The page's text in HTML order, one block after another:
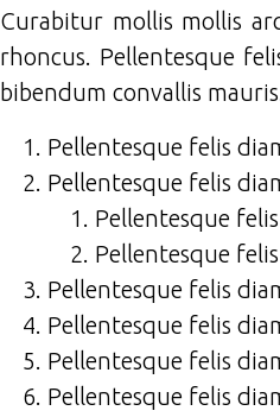
Curabitur mollis mollis
rhoncus. Pellentesque
bibendum convallis
Pellentesque felis
Pellentesque felis
Pellentesque
Pellentesque
Pellentesque felis
Pellentesque felis
Pellentesque felis
Pellentesque felis